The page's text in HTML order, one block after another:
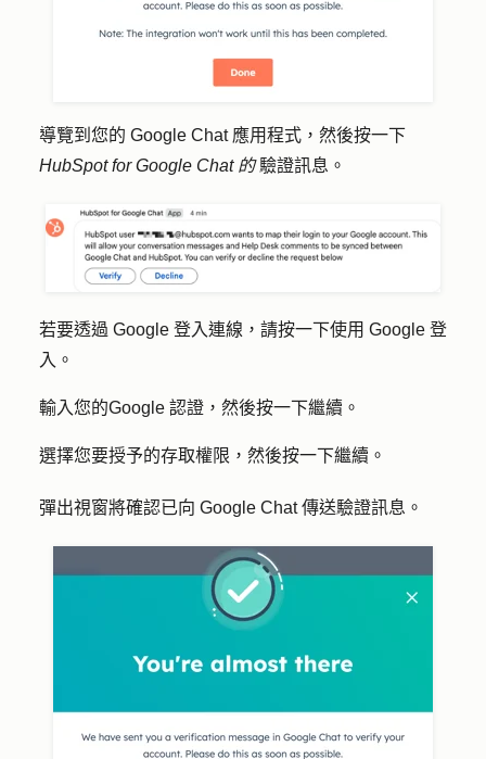
導覽到您的 Google Chat 應用程式，然後按一下
HubSpot for Google Chat 的 驗證訊息 。
若要透過 Google 登入連線，請按一下使用 Google 登
入 。
輸入您的Google 認證 ，然後按一下繼續 。
選擇您要授予的存取權限 ，然後按一下繼續 。
彈出視窗將確認已向 Google Chat 傳送驗證訊息。